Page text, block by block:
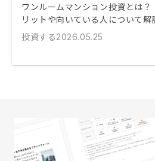
ワンルームマンション投資とは？
リットや向いている人について解
投資する2026.05.25